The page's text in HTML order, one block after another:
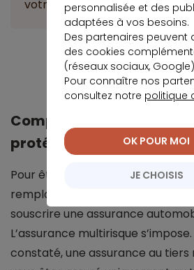
votre pare-brise.
Je trouve la meilleure
Comparer les
protéger vos surfaces
Pour être bien assuré pour la
remplacement de votre pare-
souscrire une assurance
L’assurance multirisque s’impose.
constaté, une assurance au tiers
personnalisée et des
adaptées à vos besoins.
Des partenaires peuvent
des cookies
(réseaux sociaux,
Pour connaître nos
consultez notre politique
JE CHOISIS
OK POUR MOI